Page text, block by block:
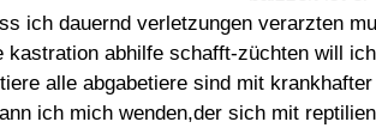
ich dauernd verletzungen verarzten
kastration abhilfe schafft-züchten will
alle abgabetiere sind mit
ich mich wenden,der sich mit